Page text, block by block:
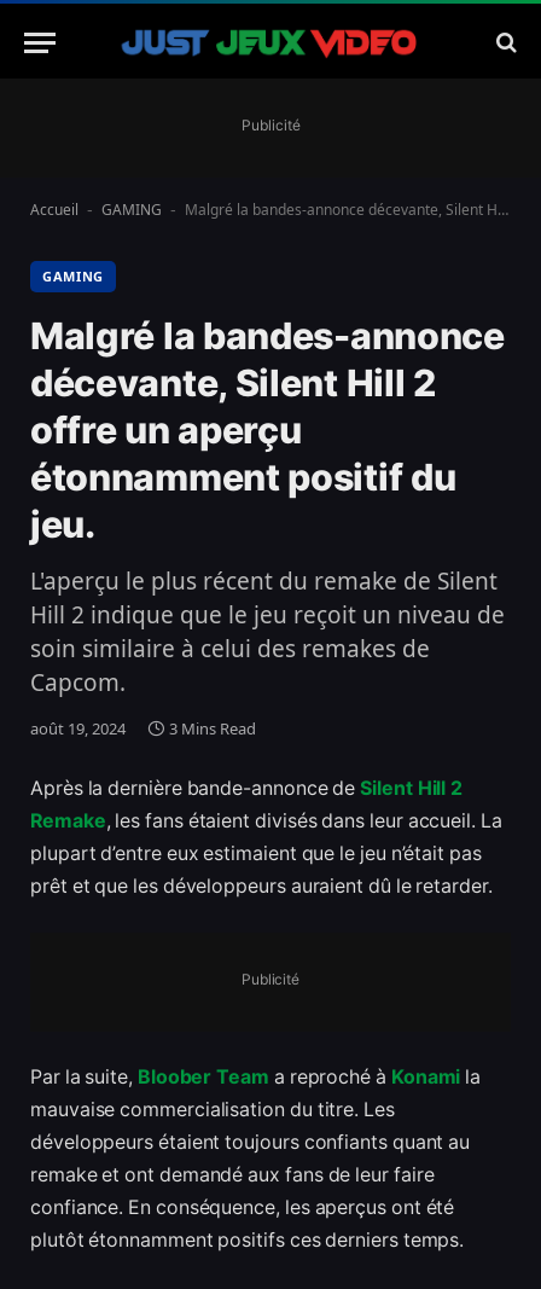
Publicité
Accueil - GAMING - Malgré la bandes-annonce décevante, Silent Hill 2 offre un aperçu étonnamment positif du jeu.
GAMING
Malgré la bandes-annonce
décevante, Silent Hill 2
offre un aperçu
étonnamment positif du
jeu.
L'aperçu le plus récent du remake de Silent
Hill 2 indique que le jeu reçoit un niveau de
soin similaire à celui des remakes de
Capcom.
août 19, 2024 3 Mins Read
Après la dernière bande-annonce de Silent Hill 2
Remake, les fans étaient divisés dans leur accueil. La
plupart d’entre eux estimaient que le jeu n’était pas
prêt et que les développeurs auraient dû le retarder.
Publicité
Par la suite, Bloober Team a reproché à Konami la
mauvaise commercialisation du titre. Les
développeurs étaient toujours confiants quant au
remake et ont demandé aux fans de leur faire
confiance. En conséquence, les aperçus ont été
plutôt étonnamment positifs ces derniers temps.